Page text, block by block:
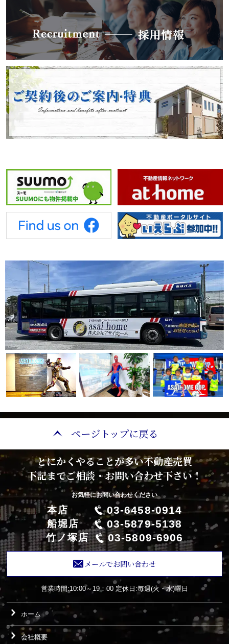
ページトップに戻る
とにかくやることが多い不動産売買
下記までご相談・お問い合わせ下さい！
お気軽にお問い合わせください
本店 03-6458-0914
船堀店 03-5879-5138
竹ノ塚店 03-5809-6906
メールでお問い合わせ
営業時間:10:00～19：00 定休日:毎週(火・水)曜日
ホーム
会社概要